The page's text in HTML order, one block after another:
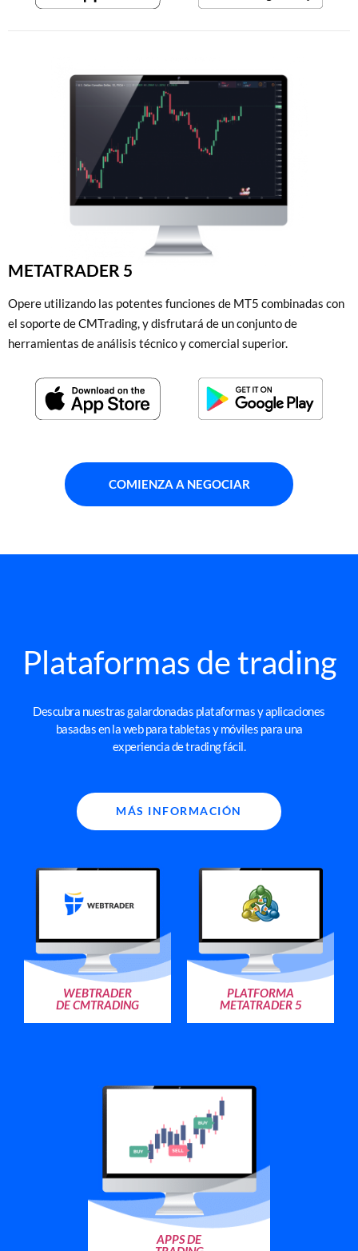
METATRADER 5
Opere utilizando las potentes funciones de MT5 combinadas con
el soporte de CMTrading, y disfrutará de un conjunto de
herramientas de análisis técnico y comercial superior.
COMIENZA A NEGOCIAR
Plataformas de trading
Descubra nuestras galardonadas plataformas y aplicaciones
basadas en la web para tabletas y móviles para una
experiencia de trading fácil.
MÁS INFORMACIÓN
WEBTRADER
DE CMTRADING
PLATFORMA
METATRADER 5
APPS DE